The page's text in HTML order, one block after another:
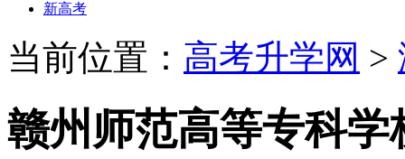
新高考
当前位置： 高考升学网 >
赣州师范高等专科